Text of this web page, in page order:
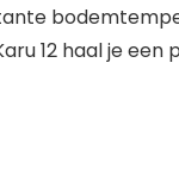
12 haal je een